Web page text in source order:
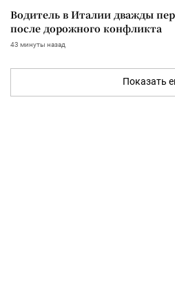
Водитель в Италии дважды
после дорожного конфликта
43 минуты назад
Показать